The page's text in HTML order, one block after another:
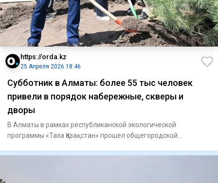
https://orda.kz
25 Апреля 2026 18:46
Субботник в Алматы: более 55 тыс человек
привели в порядок набережные, скверы и
дворы
В Алматы в рамках республиканской экологической
программы «Таза Қазақстан» прошёл общегородской